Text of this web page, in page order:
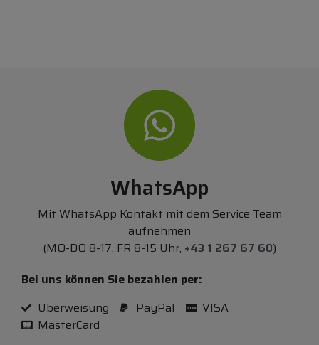
WhatsApp
Mit WhatsApp Kontakt mit dem Service Team
aufnehmen
(MO-DO 8-17, FR 8-15 Uhr, +43 1 267 67 60)
Bei uns können Sie bezahlen per:
Überweisung
PayPal
VISA
MasterCard